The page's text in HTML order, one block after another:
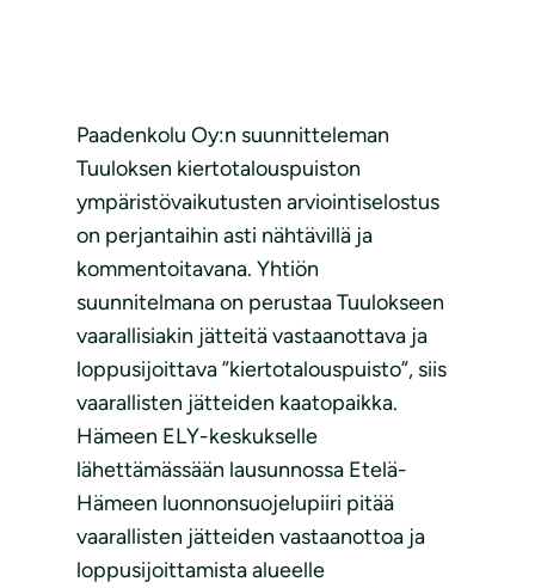
Paadenkolu Oy:n suunnitteleman
Tuuloksen kiertotalouspuiston
ympäristövaikutusten arviointiselostus
on perjantaihin asti nähtävillä ja
kommentoitavana. Yhtiön
suunnitelmana on perustaa Tuulokseen
vaarallisiakin jätteitä vastaanottava ja
loppusijoittava ”kiertotalouspuisto”, siis
vaarallisten jätteiden kaatopaikka.
Hämeen ELY-keskukselle
lähettämässään lausunnossa Etelä-
Hämeen luonnonsuojelupiiri pitää
vaarallisten jätteiden vastaanottoa ja
loppusijoittamista alueelle